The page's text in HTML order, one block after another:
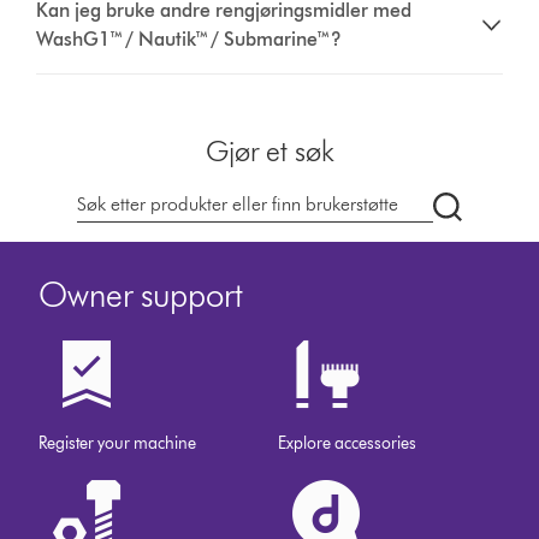
Kan jeg bruke andre rengjøringsmidler med
WashG1™ / Nautik™ / Submarine™?
Gjør et søk
Søk
på
Owner support
Register your machine Explore accessories